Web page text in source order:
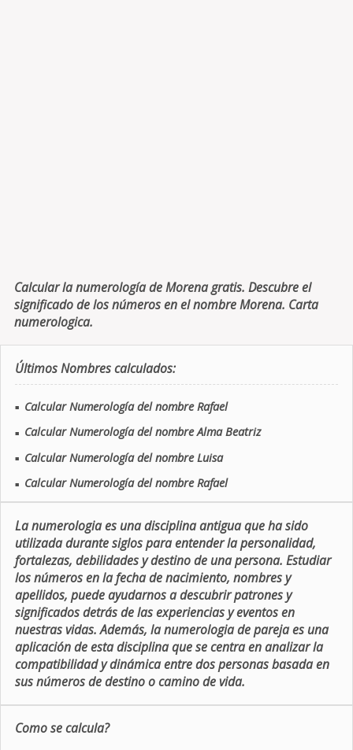
Calcular la numerología de Morena gratis. Descubre el
significado de los números en el nombre Morena. Carta
numerologica.
Últimos Nombres calculados:
■ Calcular Numerología del nombre Rafael
■ Calcular Numerología del nombre Alma Beatriz
■ Calcular Numerología del nombre Luisa
■ Calcular Numerología del nombre Rafael
La numerologia es una disciplina antigua que ha sido
utilizada durante siglos para entender la personalidad,
fortalezas, debilidades y destino de una persona. Estudiar
los números en la fecha de nacimiento, nombres y
apellidos, puede ayudarnos a descubrir patrones y
significados detrás de las experiencias y eventos en
nuestras vidas. Además, la numerologia de pareja es una
aplicación de esta disciplina que se centra en analizar la
compatibilidad y dinámica entre dos personas basada en
sus números de destino o camino de vida.
Como se calcula?